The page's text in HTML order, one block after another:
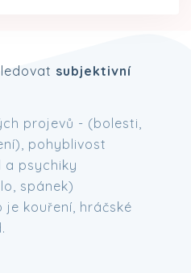
subjektivní
projevů - (bolesti,
pohyblivost
a psychiky
spánek)
je kouření, hráčské